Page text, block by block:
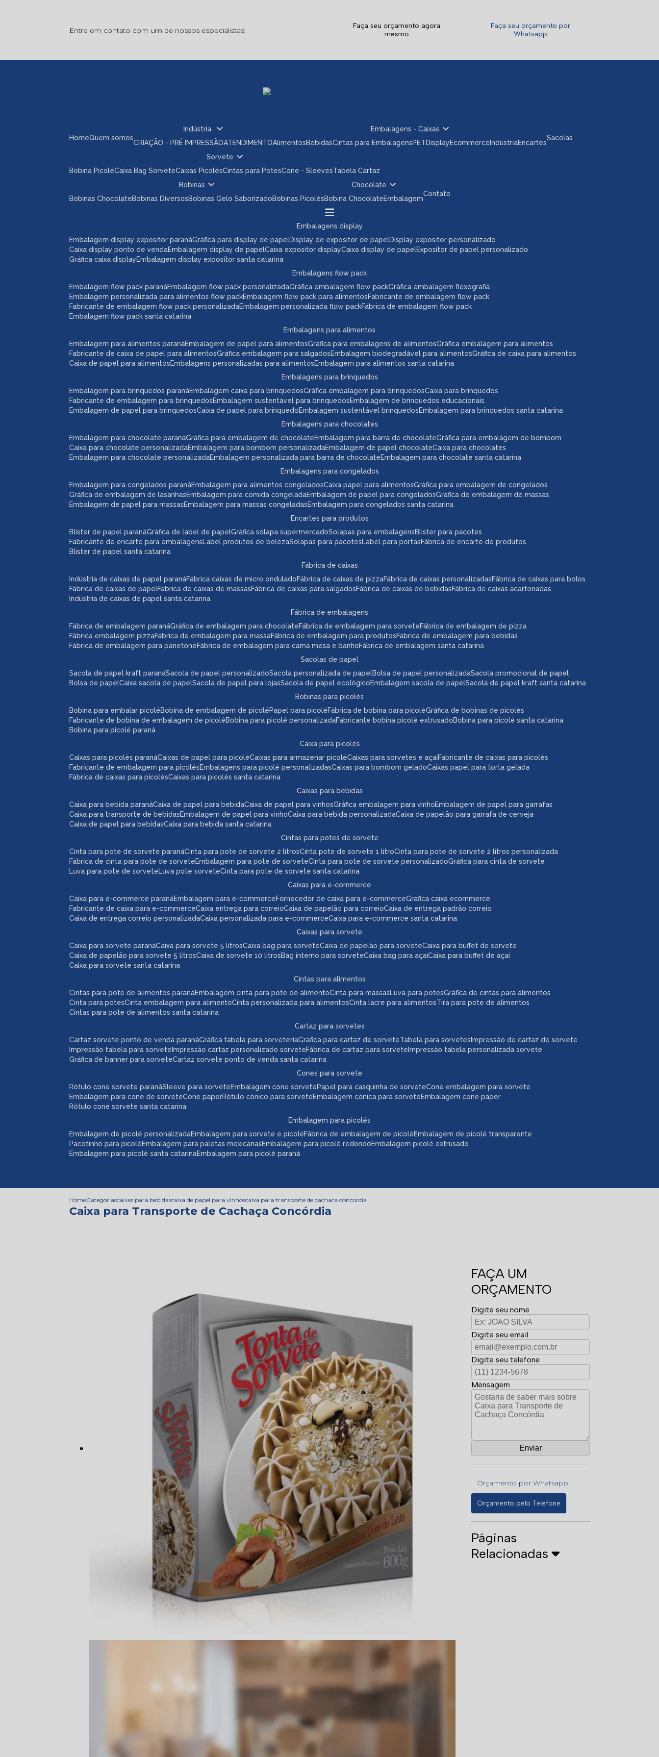
Entre em contato com um de nossos especialistas!
Faça seu orçamento agora
mesmo
Faça seu orçamento por
Whatsapp
Home Quem somos
Indústria
CRIAÇÃO - PRÉ IMPRESSÃO ATENDIMENTO
Sacolas
Sorvete
Bobina Picolé
Caixa Bag Sorvete Caixas Picolés Cintas para Potes Cone - Sleeves
Tabela Cartaz
Chocolate
Bobina Chocolate Embalagem
Bobinas
Bobinas Chocolate
Bobinas Diversos Bobinas Gelo Saborizado Bobinas Picolés
Embalagens - Caixas
Alimentos
Bebidas Cintas para Embalagens Display Ecommerce Encartes
Indústria
PET
Contato
bobinas para picolés
bobina para embalar picolé
bobina de embalagem de picolé papel para picolé
gráfica de bobinas de picolés
fabricante de bobina de embalagem de picolé
fabricante bobina picolé extrusado
bobina para picolé personalizada
fábrica de bobina para picolé
bobina para picolé santa catarina
bobina para picolé paraná
caixa para picolés
caixas de papel para picolé
caixas para armazenar picolé
caixas para sorvetes e açaí
fabricante de embalagem para picolés embalagens para picolé personalizadas caixas papel para torta gelada
caixas para bombom gelado
fabricante de caixas para picolés
fábrica de caixas para picolés caixas para picolés santa catarina
caixas para picolés paraná
caixas para bebidas
caixa de papel para bebida
caixa de papel para vinhos
gráfica embalagem para vinho
caixa para transporte de bebidas embalagem de papel para vinho caixa de papelão para garrafa de cerveja
caixa para bebida personalizada
embalagem de papel para garrafas
caixa de papel para bebidas caixa para bebida santa catarina
caixa para bebida paraná
caixas para e-commerce
embalagem para e-commerce fornecedor de caixa para e-commerce
gráfica caixa ecommerce
caixa entrega para correio
caixa de papelão para correio
caixa de entrega correio personalizada
caixa de entrega padrão correio
fabricante de caixa para e-commerce
caixa personalizada para e-commerce
caixa para e-commerce santa catarina
caixa para e-commerce paraná
caixas para sorvete
caixa para sorvete 5 litros
caixa bag para sorvete
caixa de papelão para sorvete
caixa de papelão para sorvete 5 litros
caixa de sorvete 10 litros caixa bag para açaí
bag interno para sorvete
caixa para buffet de sorvete
caixa para buffet de açaí
caixa para sorvete santa catarina
caixa para sorvete paraná
cartaz para sorvetes
gráfica tabela para sorveteria
gráfica para cartaz de sorvete
tabela para sorvetes
impressão tabela para sorvete impressão cartaz personalizado sorvete impressão tabela personalizada sorvete
fábrica de cartaz para sorvete
impressão de cartaz de sorvete
gráfica de banner para sorvete cartaz sorvete ponto de venda santa catarina
cartaz sorvete ponto de venda paraná
cintas para alimentos
embalagem cinta para pote de alimento
cinta para massas luva para potes
cinta para potes
cinta embalagem para alimento cinta lacre para alimentos
cinta personalizada para alimentos
gráfica de cintas para alimentos
tira para pote de alimentos
cintas para pote de alimentos santa catarina
cintas para pote de alimentos paraná
cintas para potes de sorvete
cinta para pote de sorvete 2 litros
cinta pote de sorvete 1 litro
cinta para pote de sorvete 2 litros personalizada
embalagem para pote de sorvete
cinta para pote de sorvete personalizado
luva para pote de sorvete
gráfica para cinta de sorvete
fábrica de cinta para pote de sorvete
luva pote sorvete
cinta para pote de sorvete santa catarina
cinta para pote de sorvete paraná
cones para sorvete
sleeve para sorvete embalagem cone sorvete
papel para casquinha de sorvete
embalagem para cone de sorvete
cone paper embalagem cônica para sorvete
rótulo cônico para sorvete
cone embalagem para sorvete
embalagem cone paper
rótulo cone sorvete santa catarina
rótulo cone sorvete paraná
embalagem para picolés
embalagem de picolé personalizada embalagem para sorvete e picolé fábrica de embalagem de picolé
pacotinho para picolé embalagem para paletas mexicanas embalagem picolé extrusado
embalagem para picolé redondo
embalagem de picolé transparente
embalagem para picolé santa catarina embalagem para picolé paraná
embalagens display
gráfica para display de papel
display de expositor de papel
display expositor personalizado
embalagem display de papel
caixa expositor display expositor de papel personalizado
caixa display de papel
caixa display ponto de venda
gráfica caixa display embalagem display expositor santa catarina
embalagem display expositor paraná
embalagens flow pack
embalagem flow pack personalizada
gráfica embalagem flow pack
gráfica embalagem flexografia
embalagem flow pack para alimentos fabricante de embalagem flow pack
embalagem personalizada flow pack
fabricante de embalagem flow pack personalizada
embalagem personalizada para alimentos flow pack
fábrica de embalagem flow pack
embalagem flow pack santa catarina
embalagem flow pack paraná
embalagens para alimentos
embalagem de papel para alimentos
gráfica para embalagens de alimentos
gráfica embalagem para alimentos
gráfica embalagem para salgados embalagem biodegradável para alimentos
caixa de papel para alimentos
gráfica de caixa para alimentos
fabricante de caixa de papel para alimentos
embalagens personalizadas para alimentos embalagem para alimentos santa catarina
embalagem para alimentos paraná
embalagens para brinquedos
embalagem caixa para brinquedos
gráfica embalagem para brinquedos
caixa para brinquedos
embalagem sustentável para brinquedos embalagem de brinquedos educacionais
caixa de papel para brinquedo
embalagem de papel para brinquedos
fabricante de embalagem para brinquedos
embalagem sustentável brinquedos embalagem para brinquedos santa catarina
embalagem para brinquedos paraná
embalagens para chocolates
gráfica para embalagem de chocolate embalagem para barra de chocolate
gráfica para embalagem de bombom
embalagem para bombom personalizada embalagem de papel chocolate
embalagem para chocolate personalizada
caixa para chocolates
caixa para chocolate personalizada
embalagem personalizada para barra de chocolate embalagem para chocolate santa catarina
embalagem para chocolate paraná
embalagens para congelados
embalagem para alimentos congelados
caixa papel para alimentos
gráfica para embalagem de congelados
embalagem para comida congelada embalagem de papel para congelados
embalagem de papel para massas
gráfica de embalagem de massas
gráfica de embalagem de lasanhas
embalagem para massas congeladas embalagem para congelados santa catarina
embalagem para congelados paraná
encartes para produtos
gráfica de label de papel
gráfica solapa supermercado solapas para embalagens
fabricante de encarte para embalagens label produtos de beleza label para portas
solapas para pacotes
blister para pacotes
fábrica de encarte de produtos
blister de papel santa catarina
blister de papel paraná
fábrica de caixas
fábrica caixas de micro ondulado fábrica de caixas de pizza fábrica de caixas personalizadas
fábrica de caixas de papel fábrica de caixas de massas fábrica de caixas de bebidas
fábrica de caixas para salgados
fábrica de caixas para bolos
fábrica de caixas acartonadas
indústria de caixas de papel santa catarina
indústria de caixas de papel paraná
fábrica de embalagens
gráfica de embalagem para chocolate fábrica de embalagem para sorvete fábrica de embalagem de pizza
fábrica de embalagem para massa fábrica de embalagem para produtos
fábrica de embalagem para panetone
fábrica de embalagem para bebidas
fábrica embalagem pizza
fábrica de embalagem para cama mesa e banho fábrica de embalagem santa catarina
fábrica de embalagem paraná
sacolas de papel
sacola de papel personalizado sacola personalizada de papel bolsa de papel personalizada
bolsa de papel
caixa sacola de papel sacola de papel ecológico
sacola de papel para lojas
sacola promocional de papel
embalagem sacola de papel sacola de papel kraft santa catarina
sacola de papel kraft paraná
HomeCategoriascaixas para bebidascaixa de papel para vinhoscaixa para transporte de cachaca concordia
Caixa para Transporte de Cachaça Concórdia
FAÇA UM
ORÇAMENTO
Digite seu nome
Digite seu email
Digite seu telefone
Mensagem
Orçamento por Whatsapp
Orçamento pelo Telefone
Páginas
Relacionadas